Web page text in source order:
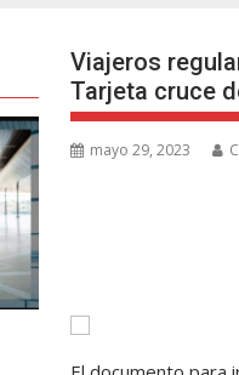
Viajeros
Tarjeta cruce
mayo 29, 2023